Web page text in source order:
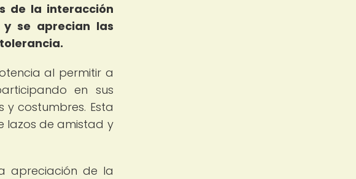
de la interacción
se aprecian las
al permitir a
en sus
costumbres. Esta
lazos de amistad y
apreciación de la